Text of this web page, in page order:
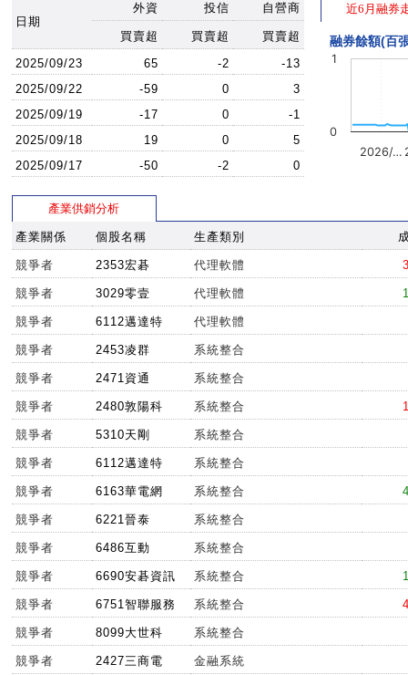
日期
外資 投信 自營商
買賣超 買賣超
買賣超
2025/09/23
65 -2
-13
2025/09/22
-59 0
3
2025/09/19
-17 0
-1
2025/09/18
19 0
5
2025/09/17
-50 -2 0
近6月融券
融券餘額(百
2026/…
0
1
產業供銷分析
產業關係 個股名稱 生產類別
競爭者 2353宏碁 代理軟體
競爭者 3029零壹 代理軟體
競爭者 6112邁達特 代理軟體
競爭者 2453凌群 系統整合
競爭者 2471資通 系統整合
競爭者 2480敦陽科 系統整合
競爭者 5310天剛 系統整合
競爭者 6112邁達特 系統整合
競爭者 6163華電網 系統整合
競爭者 6221晉泰 系統整合
競爭者 6486互動 系統整合
競爭者 6690安碁資訊 系統整合
競爭者 6751智聯服務 系統整合
競爭者 8099大世科 系統整合
競爭者 2427三商電 金融系統